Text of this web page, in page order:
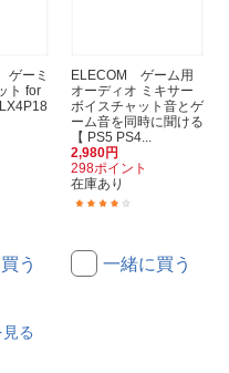
ゲーミ
ト for
う
ELECOM ゲーム用
オーディオ ミキサー
ボイスチャット音とゲ
ーム音を同時に聞ける
【 PS5 PS4...
2,980円
298ポイント
在庫あり
一緒に買う
る